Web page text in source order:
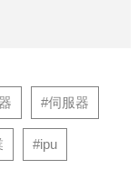
#伺服器
#ipu